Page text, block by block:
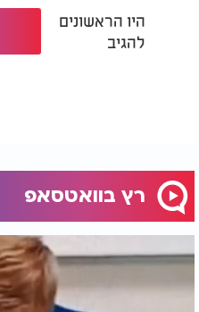
היו הראשונים
להגיב
רץ בוואטסאפ